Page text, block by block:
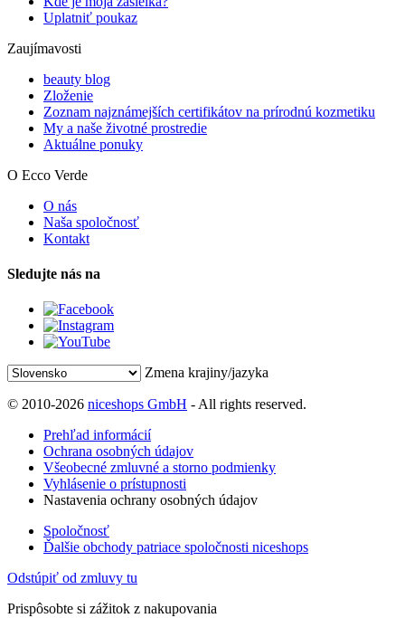
Uplatniť poukaz
Zaujímavosti
beauty blog
Zloženie
Zoznam najznámejších certifikátov na prírodnú kozmetiku
My a naše životné prostredie
Aktuálne ponuky
O Ecco Verde
O nás
Naša spoločnosť
Kontakt
Sledujte nás na
Zmena krajiny/jazyka
© 2010-2026 niceshops GmbH - All rights reserved.
Prehľad informácií
Ochrana osobných údajov
Všeobecné zmluvné a storno podmienky
Vyhlásenie o prístupnosti
Nastavenia ochrany osobných údajov
Spoločnosť
Ďalšie obchody patriace spoločnosti niceshops
Odstúpiť od zmluvy tu
Prispôsobte si zážitok z nakupovania